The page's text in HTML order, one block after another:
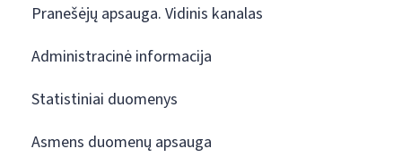
Pranešėjų apsauga. Vidinis kanalas
Administracinė informacija
Statistiniai duomenys
Asmens duomenų apsauga